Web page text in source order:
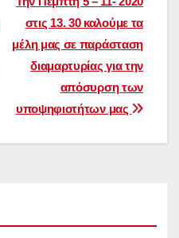
στις 13. 30 καλούμε τα
μέλη μας σε παράσταση
διαμαρτυρίας για την
απόσυρση των
υποψηφιοτήτων μας